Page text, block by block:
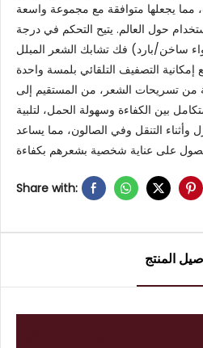
100 و240 فولت، مما يجعلها متوافقة مع مجموعة واسعة
حول العالم. يتيح التحكم في درجة
ساخن/بارد) فك تشابك الشعر المبلل
ثانية، مع إمكانية التصفيف التلقائي بلمسة واحدة
تسريحات الشعر، من المستقيم إلى
بين الكفاءة وسهولة الحمل، لتلبية
وأثناء التنقل وفي الصالون، مما يساعد
Share with:
المنتج